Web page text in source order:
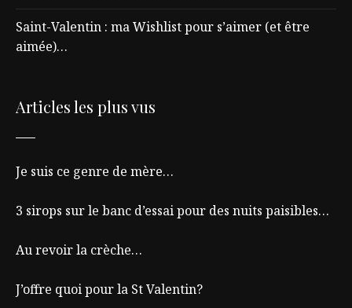
Saint-Valentin : ma Wishlist pour s’aimer (et être
aimée)…
Articles les plus vus
Je suis ce genre de mère…
3 sirops sur le banc d’essai pour des nuits paisibles…
Au revoir la crèche…
J’offre quoi pour la St Valentin?